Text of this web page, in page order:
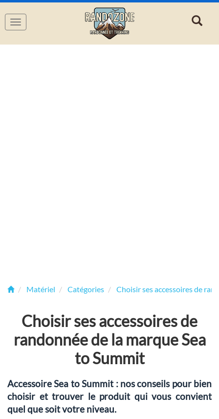
Navigation
Matériel Catégories Choisir ses accessoires de
Choisir ses accessoires de
randonnée de la marque Sea
to Summit
Accessoire Sea to Summit : nos conseils pour bien
choisir et trouver le produit qui vous convient
quel que soit votre niveau.